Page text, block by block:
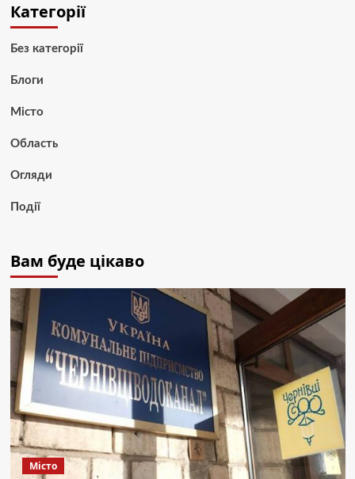
Категорії
Без категорії
Блоги
Місто
Область
Огляди
Події
Вам буде цікаво
Місто